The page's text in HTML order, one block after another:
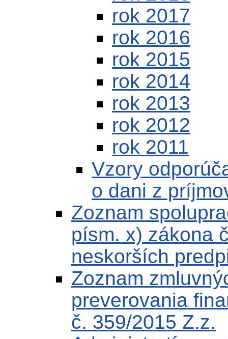
rok 2017
rok 2016
rok 2015
rok 2014
rok 2013
rok 2012
rok 2011
Vzory
o dani z
Zoznam
písm. x) zákona
neskorších
Zoznam
preverovania
č. 359/2015 Z.z.